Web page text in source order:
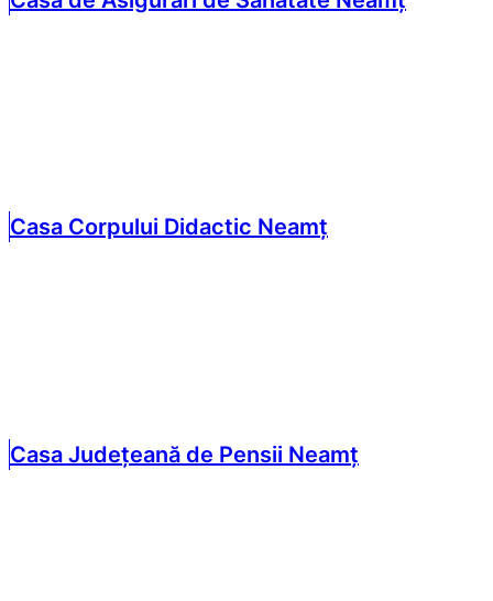
Casa Corpului Didactic Neamț
Casa Județeană de Pensii Neamț